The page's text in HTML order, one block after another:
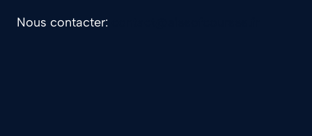
Nous contacter: